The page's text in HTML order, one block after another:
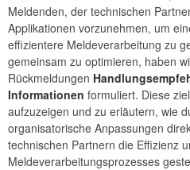
Meldenden, der technischen
Applikationen vorzunehmen, um
effizientere Meldeverarbeitung zu
gemeinsam zu optimieren, haben
Rückmeldungen
Informationen formuliert. Diese
aufzuzeigen und zu erläutern, wie
organisatorische Anpassungen
technischen Partnern die Effizienz
Meldeverarbeitungsprozesses